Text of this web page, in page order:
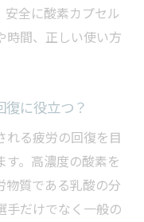
全に酸素カプセル
時間、正しい使い方
に役立つ？
れる疲労の回復を目
。高濃度の酸素を
物質である乳酸の分
手だけでなく一般の